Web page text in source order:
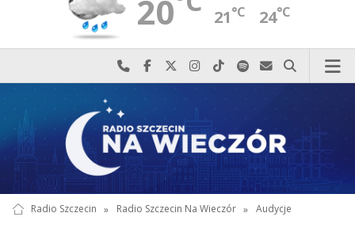
20 21°C 24°C
Najlepiej po prostu do nas zadzwoń
Odwiedź nas na Facebook-u
Odwiedź nas na X
Odwiedź nas na Instagram-ie
Odwiedź nas na TikTok-u
Szukaj nas na Spotify
Wyślij do nas
Szukaj
Radio Szczecin » Radio Szczecin Na Wieczór » Audycje